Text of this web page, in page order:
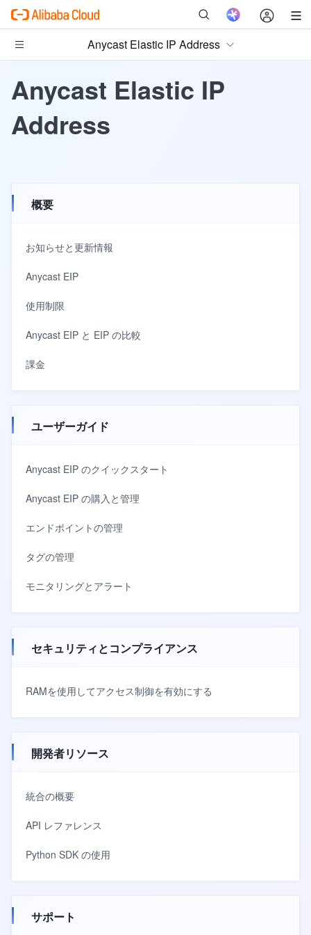
Anycast Elastic IP Address
Anycast Elastic IP
Address
概要
お知らせと更新情報
Anycast EIP
使用制限
Anycast EIP と EIP の比較
課金
ユーザーガイド
Anycast EIP のクイックスタート
Anycast EIP の購入と管理
エンドポイントの管理
タグの管理
モニタリングとアラート
セキュリティとコンプライアンス
RAMを使用してアクセス制御を有効にする
開発者リソース
統合の概要
API レファレンス
Python SDK の使用
サポート